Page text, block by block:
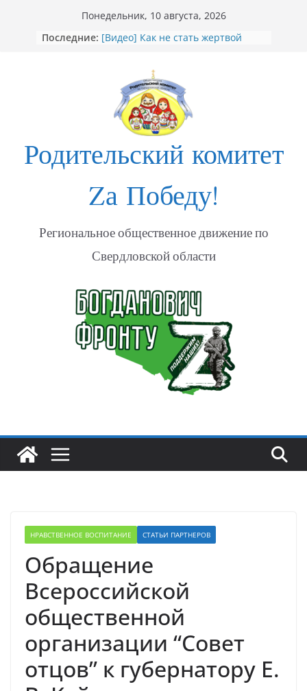
содержимому
Понедельник, 10 августа, 2026
Последние:
«Душевный порыв. Доброволец»
[Видео] Как не стать жертвой
участникам СВО в Богдановиче
ФОТО Годовщина освобождения
Мариуполя
Годовщина освобождения
МАРИУПОЛЯ
Родительский комитет
Zа Победу!
Региональное общественное движение по
Свердловской области
НРАВСТВЕННОЕ ВОСПИТАНИЕ СТАТЬИ ПАРТНЕРОВ
Обращение
Всероссийской
общественной
организации “Совет
отцов” к губернатору Е.